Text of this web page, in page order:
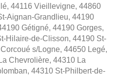
44116 Vieillevigne, 44860
Aignan-Grandlieu, 44190
Gétigné, 44190 Gorges,
Hilaire-de-Clisson, 44190 St-
s/Logne, 44650 Legé,
Chevrolière, 44310 La
44310 St-Philbert-de-